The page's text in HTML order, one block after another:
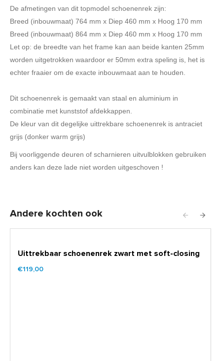
De afmetingen van dit topmodel schoenenrek zijn:
Breed (inbouwmaat) 764 mm x Diep 460 mm x Hoog 170 mm
Breed (inbouwmaat) 864 mm x Diep 460 mm x Hoog 170 mm
Let op: de breedte van het frame kan aan beide kanten 25mm
worden uitgetrokken waardoor er 50mm extra speling is, het is
echter fraaier om de exacte inbouwmaat aan te houden.
Dit schoenenrek is gemaakt van staal en aluminium in
combinatie met kunststof afdekkappen.
De kleur van dit degelijke uittrekbare schoenenrek is antraciet
grijs (donker warm grijs)
Bij voorliggende deuren of scharnieren uitvulblokken gebruiken
anders kan deze lade niet worden uitgeschoven !
Andere kochten ook
Uittrekbaar schoenenrek zwart met soft-closing
€119,00